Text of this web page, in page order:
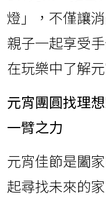
燈」，不僅讓
親子一起享受
在玩樂中了解
元宵團圓找理
一臂之力
元宵佳節是闔
起尋找未來的